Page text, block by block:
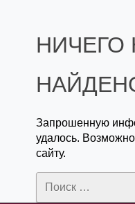
НИЧЕГО
Запрошенную
удалось.
сайту.